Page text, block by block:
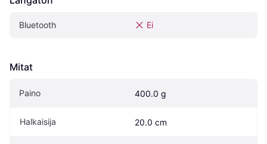
Bluetooth Ei
Mitat
Paino 400.0 g
Halkaisija 20.0 cm